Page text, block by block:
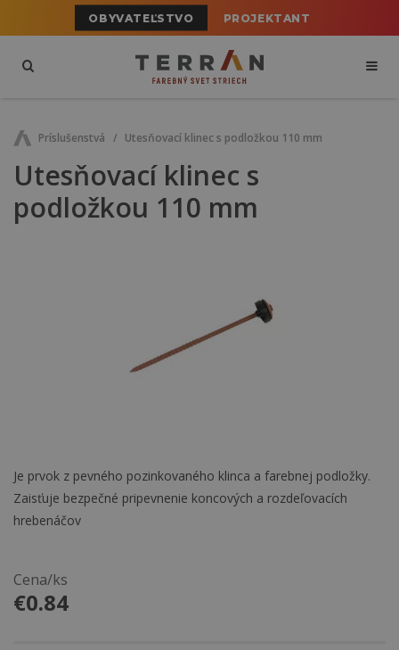
OBYVATEĽSTVO PROJEKTANT
Príslušenstvá Utesňovací klinec s podložkou 110 mm
Utesňovací klinec s
podložkou 110 mm
Je prvok z pevného pozinkovaného klinca a farebnej podložky.
Zaisťuje bezpečné pripevnenie koncových a rozdeľovacích
hrebenáčov
Cena/ks
€0.84